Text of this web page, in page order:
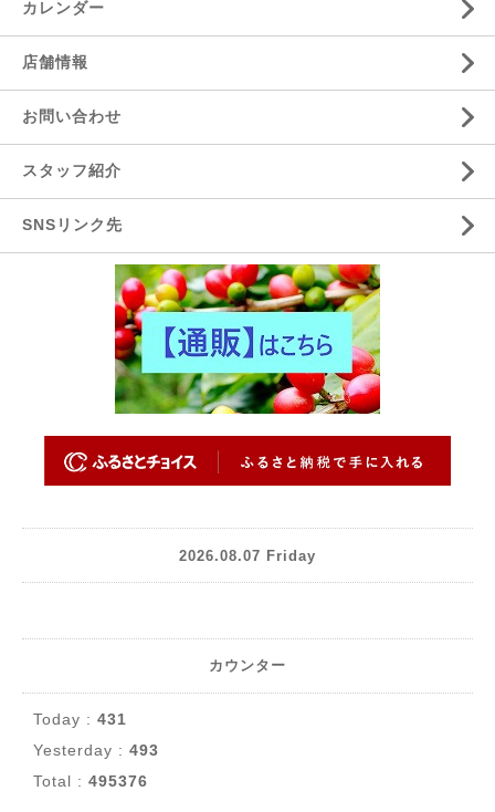
カレンダー
店舗情報
お問い合わせ
スタッフ紹介
SNSリンク先
2026.08.07 Friday
カウンター
Today : 431
Yesterday : 493
Total : 495376